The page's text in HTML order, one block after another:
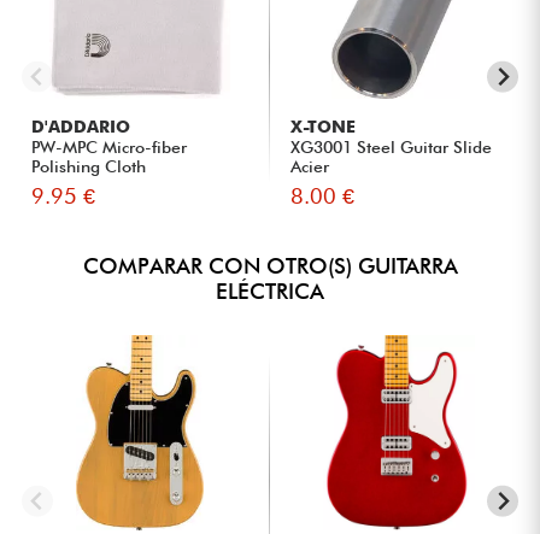
D'ADDARIO
PW-MPC Micro-fiber
Polishing Cloth
9.95 €
X-TONE
XG3001 Steel Guitar Slide
Acier
8.00 €
COMPARAR CON OTRO(S) GUITARRA
ELÉCTRICA